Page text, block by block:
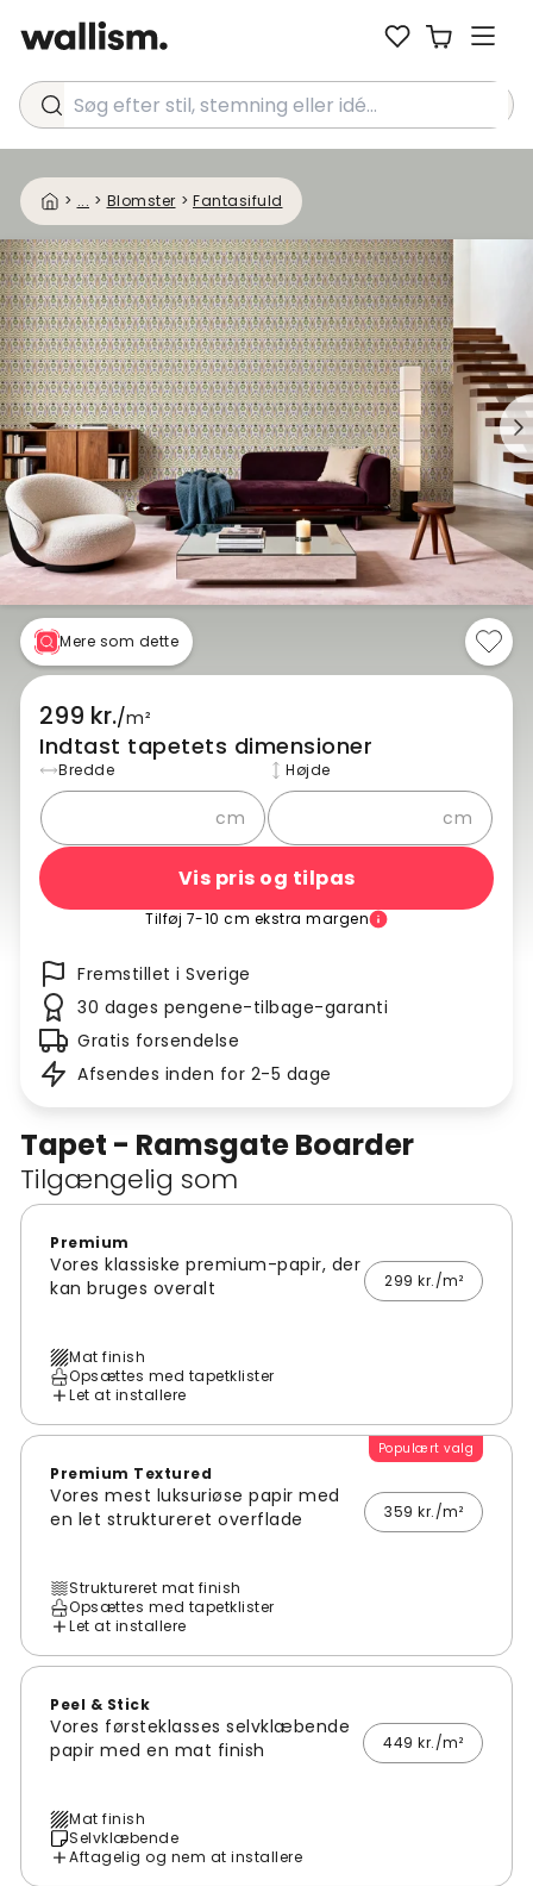
Søg efter stil, stemning eller idé...
> ... > Blomster > Fantasifuld
Tapet - Ramsgate Boarder
Tilgængelig som
Premium
Vores klassiske premium-papir, der
kan bruges overalt
299 kr./m²
Mat finish
Opsættes med tapetklister
Let at installere
Populært valg
Premium Textured
Vores mest luksuriøse papir med
en let struktureret overflade
359 kr./m²
Struktureret mat finish
Opsættes med tapetklister
Let at installere
Peel & Stick
Vores førsteklasses selvklæbende
papir med en mat finish
449 kr./m²
Mat finish
Selvklæbende
Aftagelig og nem at installere
Mere som dette
299 kr./m²
Indtast tapetets dimensioner
Bredde
cm
Højde
cm
Vis pris og tilpas
Tilføj 7-10 cm ekstra margen
Fremstillet i Sverige
30 dages pengene-tilbage-garanti
Gratis forsendelse
Afsendes inden for 2-5 dage